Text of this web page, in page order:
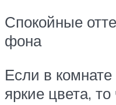
Спокойные
фона
Если в
яркие цвета,